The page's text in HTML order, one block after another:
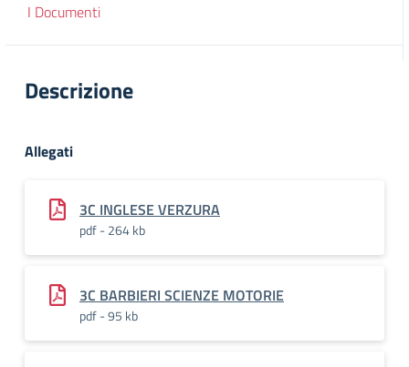
I Documenti
Descrizione
Allegati
3C INGLESE VERZURA
pdf - 264 kb
3C BARBIERI SCIENZE MOTORIE
pdf - 95 kb